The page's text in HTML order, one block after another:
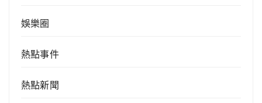
娛樂圈
熱點事件
熱點新聞